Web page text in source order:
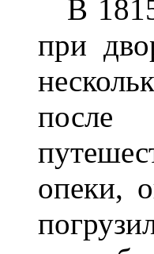
В 1815
при
после
опеки,